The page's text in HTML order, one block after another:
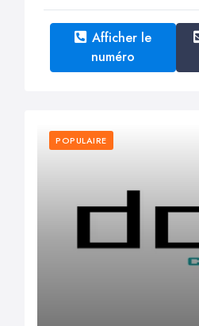
Afficher le
numéro
POPULAIRE